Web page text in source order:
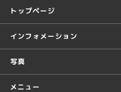
トップページ
インフォメーション
写真
メニュー